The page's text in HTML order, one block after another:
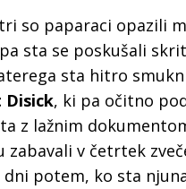
so paparaci opazili
sta se poskušali
sta hitro
Disick, ki pa očitno
z lažnim
zabavali v četrtek
dni potem, ko sta